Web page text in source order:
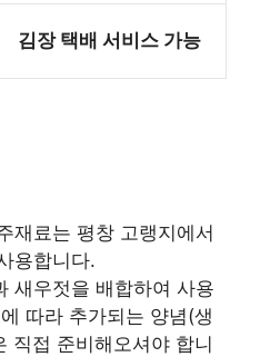
김장 택배 서비스 가능
재료는 평창 고랭지에서
용합니다.
새우젓을 배합하여 사용
따라 추가되는 양념(생
직접 준비해오셔야 합니